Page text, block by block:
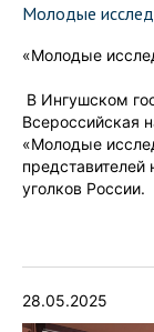
Молодые
️«Молодые
В Ингушском
Всероссийская
«Молодые
представителей
уголков России.
28.05.2025